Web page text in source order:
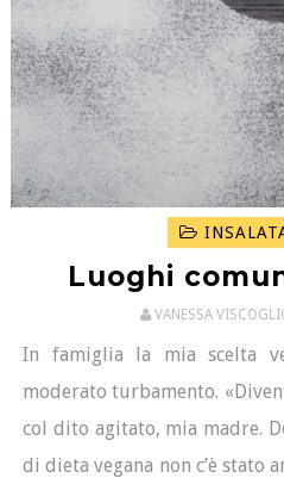
Luoghi
VANESSA
In famiglia la mia scelta
moderato turbamento.
col dito agitato, mia madre.
di dieta vegana non c’è stato